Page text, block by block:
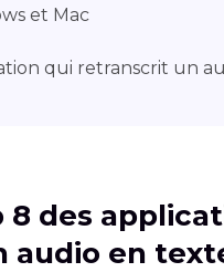
et Mac
qui retranscrit un
8 des
audio en